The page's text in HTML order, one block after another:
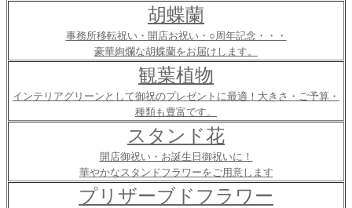
胡蝶蘭
事務所移転祝い・開店お祝い・○周年記念・・・
豪華絢爛な胡蝶蘭をお届けします。
観葉植物
インテリアグリーンとして御祝のプレゼントに最適！大きさ・ご予算・
種類も豊富です。
スタンド花
開店御祝い・お誕生日御祝いに！
華やかなスタンドフラワーをご用意します
プリザーブドフラワー